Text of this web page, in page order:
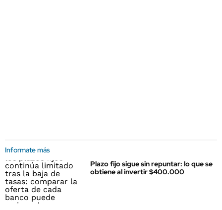
Informate más
Plazo fijo sigue sin repuntar: lo que se
obtiene al invertir $400.000